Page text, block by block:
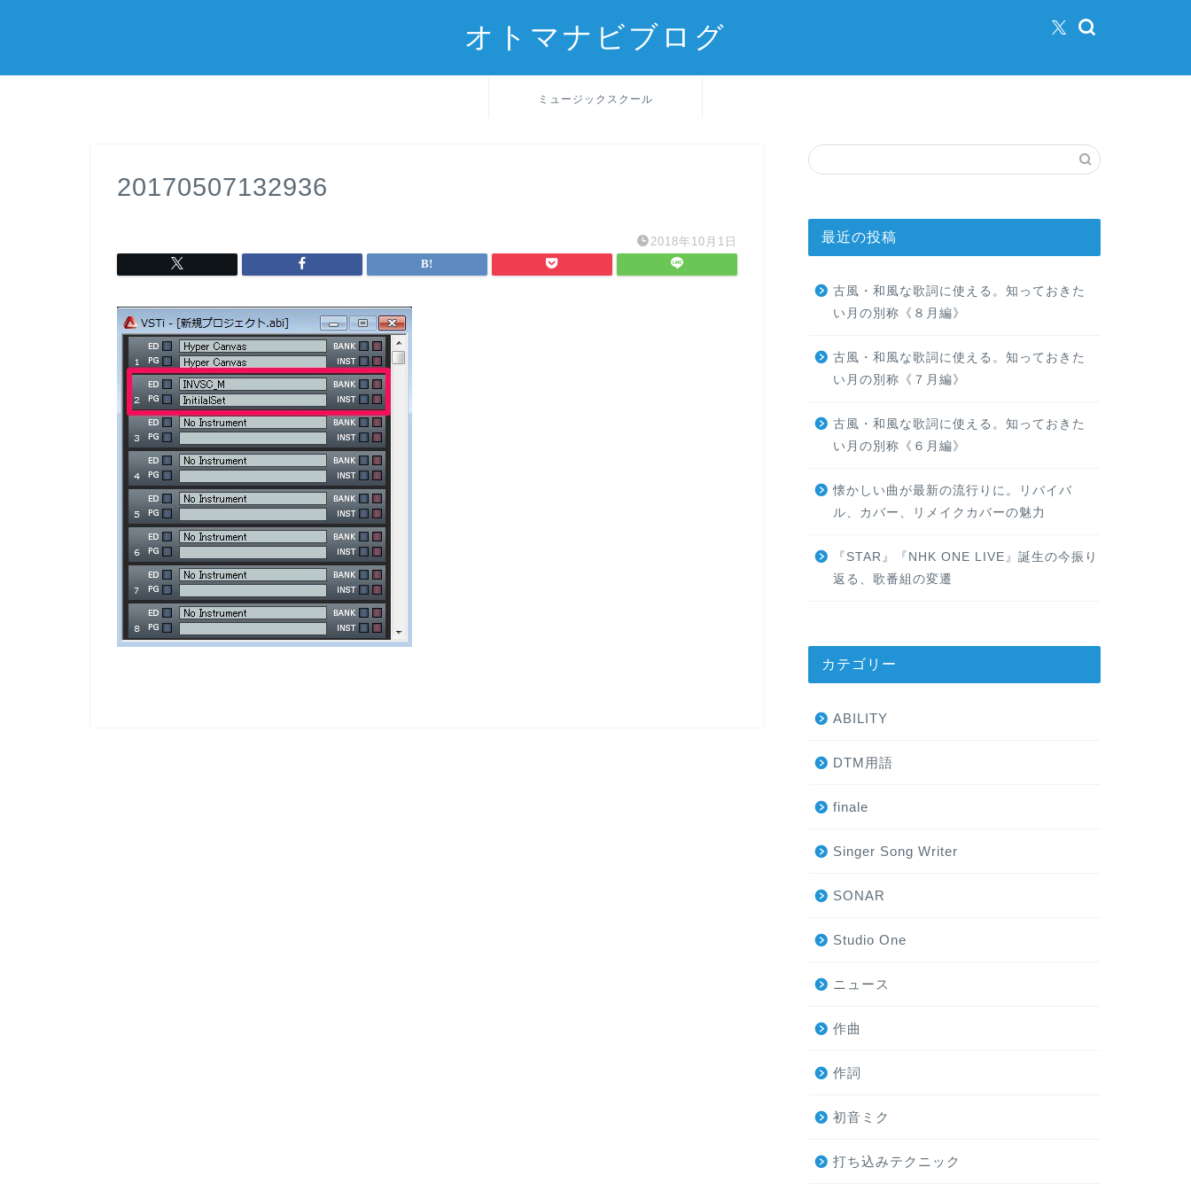
オトマナビブログ
ミュージックスクール
20170507132936
2018年10月1日 最近の投稿
古風・和風な歌詞に使える。知っておきた
い月の別称《８月編》
古風・和風な歌詞に使える。知っておきた
い月の別称《７月編》
古風・和風な歌詞に使える。知っておきた
い月の別称《６月編》
懐かしい曲が最新の流行りに。リバイバ
ル、カバー、リメイクカバーの魅力
『STAR』『NHK ONE LIVE』誕生の今振り
返る、歌番組の変遷
カテゴリー
ABILITY
DTM用語
finale
Singer Song Writer
SONAR
Studio One
ニュース
作曲
作詞
初音ミク
打ち込みテクニック